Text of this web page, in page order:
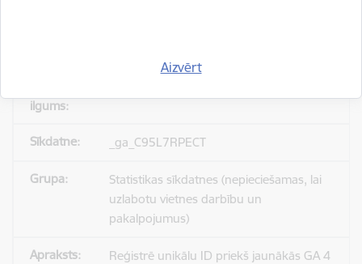
Aizvērt
_ga_C95L7RPECT
Statistikas sīkdatnes (nepieciešamas, lai
uzlabotu vietnes darbību un
pakalpojumus)
Reģistrē unikālu ID priekš jaunākās GA 4